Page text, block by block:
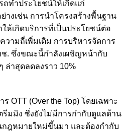
ทำประโยชน์ให้เกิดแก่
งเช่น การนำโครงสร้างพื้นฐาน
เกิดบริการที่เป็นประโยชน์ต่อ
ามถี่เพิ่มเติม การบริหารจัดการ
ช. ซึ่งขณะนี้กำลังเผชิญหน้ากับ
ล่าสุดลดลงราว 10%
ร OTT (Over the Top) โดยเฉพาะ
มมิง ซึ่งยังไม่มีการกำกับดูแลด้าน
กฎหมายใหม่ขึ้นมา และต้องกำกับ